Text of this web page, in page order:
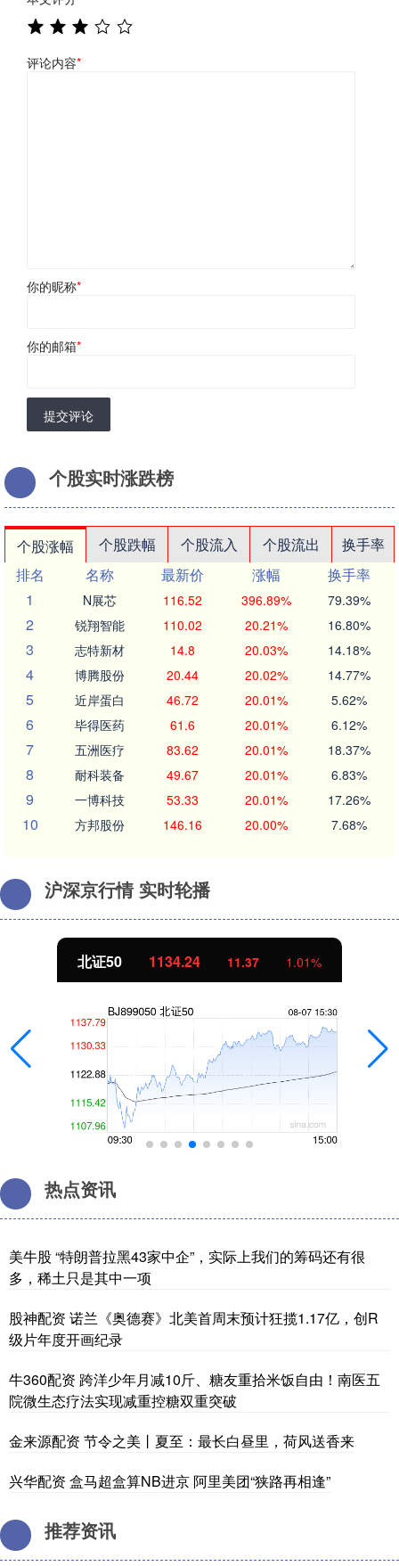
评论内容*
你的昵称*
你的邮箱*
提交评论
个股实时涨跌榜
个股涨幅 个股跌幅 个股流入 个股流出
换手率
排名
名称 最新价 涨幅
换手率
1
N展芯 116.52 396.89% 79.39%
2 锐翔智能 110.02 20.21% 16.80%
3 志特新材 14.8 20.03% 14.18%
4 博腾股份 20.44 20.02% 14.77%
5 近岸蛋白 46.72 20.01% 5.62%
6 毕得医药 61.6 20.01% 6.12%
7 五洲医疗 83.62 20.01% 18.37%
8 耐科装备 49.67 20.01% 6.83%
9 一博科技 53.33 20.01% 17.26%
10 方邦股份 146.16 20.00% 7.68%
沪深京行情 实时轮播
北证50 1134.24 11.37 1.01%
热点资讯
美牛股 “特朗普拉黑43家中企”，实际上我们的筹码还有很
多，稀土只是其中一项
股神配资 诺兰《奥德赛》北美首周末预计狂揽1.17亿，创R
级片年度开画纪录
牛360配资 跨洋少年月减10斤、糖友重拾米饭自由！南医五
院微生态疗法实现减重控糖双重突破
金来源配资 节令之美丨夏至：最长白昼里，荷风送香来
兴华配资 盒马超盒算NB进京 阿里美团“狭路再相逢”
推荐资讯